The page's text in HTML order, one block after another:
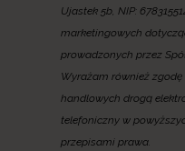
Ujastek 5b, NIP:
marketingowych
prowadzonych przez
Wyrażam również
handlowych drogą
telefoniczny w
przepisami prawa.